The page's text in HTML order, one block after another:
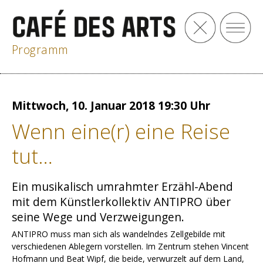
Programm
Mittwoch, 10. Januar 2018 19:30 Uhr
Wenn eine(r) eine Reise
tut…
Ein musikalisch umrahmter Erzähl-Abend
mit dem Künstlerkollektiv ANTIPRO über
seine Wege und Verzweigungen.
ANTIPRO muss man sich als wandelndes Zellgebilde mit
verschiedenen Ablegern vorstellen. Im Zentrum stehen Vincent
Hofmann und Beat Wipf, die beide, verwurzelt auf dem Land,